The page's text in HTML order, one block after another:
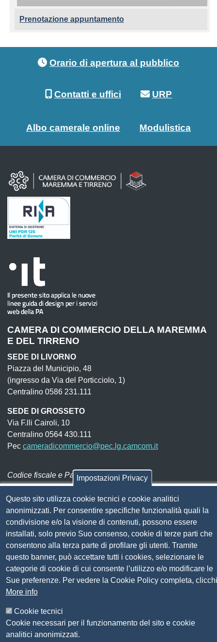
Prenotazione appuntamento
Orario di apertura al pubblico
Contatti e uffici URP
Albo camerale online Modulistica
CAMERA DI COMMERCIO DELLA MAREMMA
E DEL TIRRENO
SEDE DI LIVORNO
Piazza del Municipio, 48
(ingresso da Via del Porticciolo, 1)
Centralino 0586 231.111
SEDE DI GROSSETO
Via F.lli Cairoli, 10
Centralino 0564 430.111
Pec cameradicommercio@pec.lg.camcom.it
Codice fiscale e Partita Iva:01838690491
Pagare con PagoPA
Seguici su
Sito web
Amministrazione trasparente
Mappa del sito
Privacy
Dichiarazione di accessibilità
Feedback accessibilità
Siti tematici: Maremma e Tirreno Itinerari
Impostazioni Privacy
Questo sito utilizza cookie tecnici e cookie analitici
anonimizzati. Per consentire specifiche funzionalità quali la
condivisione e/o la visione di contenuti, possono essere
installati, solo previo Suo consenso, cookie di terze parti che
consentono alla terza parte di profilare gli utenti. Tramite
questo banner, può accettare tutti i cookies, selezionare le
categorie di cookie di cui consente l’utilizzo e/o modificare le
Sue preferenze. Per vedere la Cookie Policy completa, clicchi
More info
Cookie tecnici
Cookie necessari per il funzionamento del sito e cookie
analitici anonimizzati.